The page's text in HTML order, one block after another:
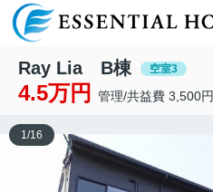
Ray Lia B棟 空室3
4.5万円 管理/共益費 3,500円
1/16